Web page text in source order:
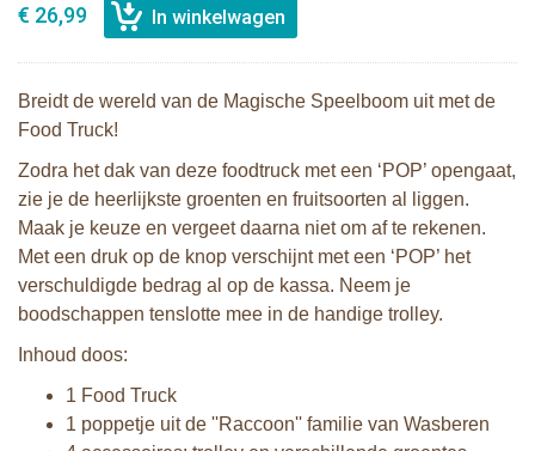
€ 26,99
Breidt de wereld van de Magische Speelboom uit met de
Food Truck!
Zodra het dak van deze foodtruck met een ‘POP’ opengaat,
zie je de heerlijkste groenten en fruitsoorten al liggen.
Maak je keuze en vergeet daarna niet om af te rekenen.
Met een druk op de knop verschijnt met een ‘POP’ het
verschuldigde bedrag al op de kassa. Neem je
boodschappen tenslotte mee in de handige trolley.
Inhoud doos:
1 Food Truck
1 poppetje uit de ''Raccoon'' familie van Wasberen